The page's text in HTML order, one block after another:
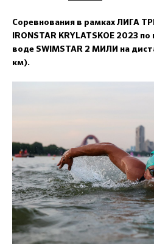
Соревнования в рамках ЛИГА
IRONSTAR KRYLATSKOE 2023
воде SWIMSTAR 2 МИЛИ на
км).